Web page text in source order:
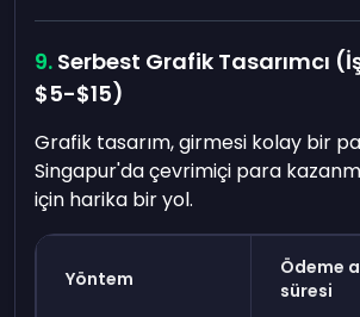
Serbest Grafik Tasarımcı
$5-$15)
Grafik tasarım, girmesi kolay bir
Singapur'da çevrimiçi para
için harika bir yol.
Yöntem
Ödeme
süresi